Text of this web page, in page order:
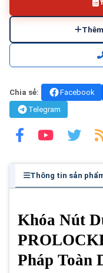
Chia sẻ: Facebook
Telegram
Thông tin sản
Khóa Nút
Pháp Toàn